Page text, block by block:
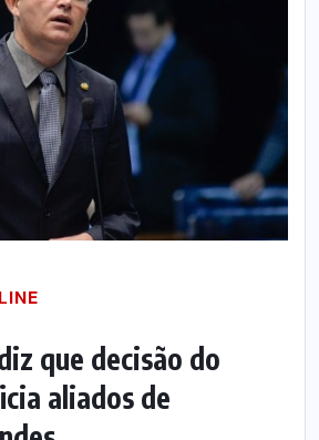
que decisão do
aliados de